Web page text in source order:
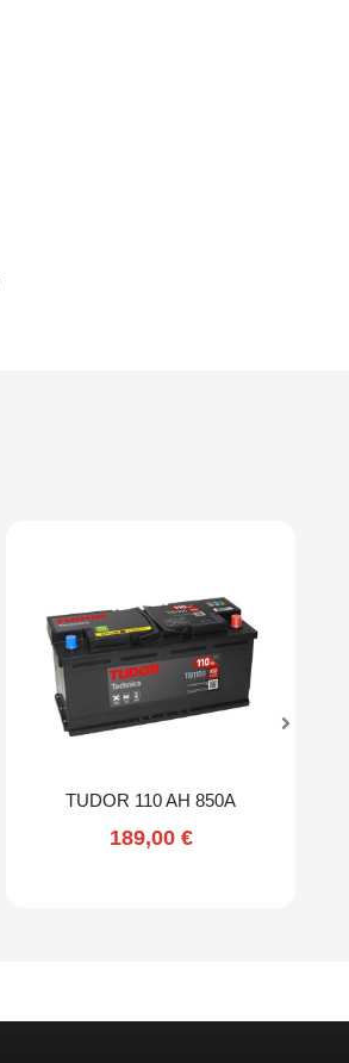
TUDOR 110 AH 850A
189,00 €